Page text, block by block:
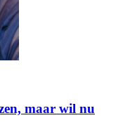
maar wil nu